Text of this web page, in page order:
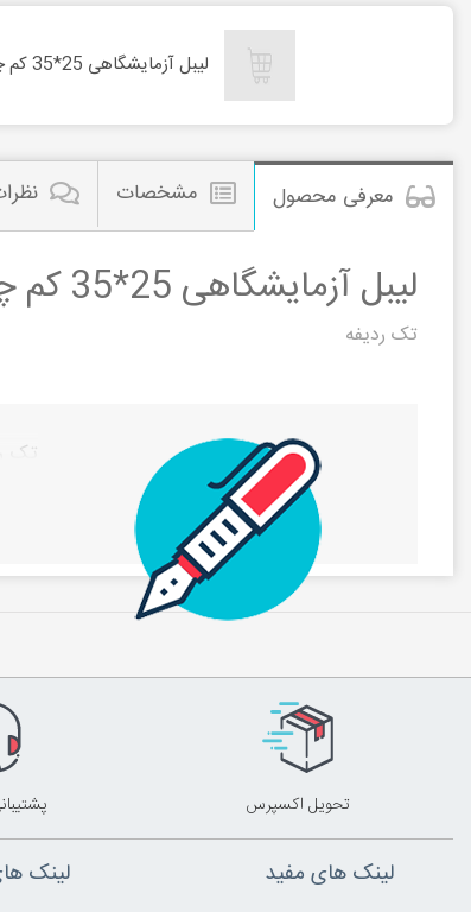
لیبل آزمایشگاهی 25*35 کم چسب رول 2000 عددی
معرفی محصول مشخصات
لیبل آزمایشگاهی 25*35 کم چسب رول 2000 عددی
تک ردیفه
تک
تحويل اکسپرس پشتيباني 24
لینک های مفید لینک